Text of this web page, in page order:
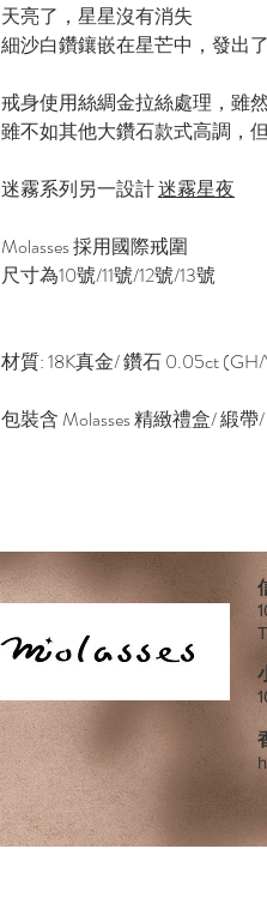
天亮了，星星沒有消失
細沙白鑽鑲嵌在星芒中，發出
戒身使用絲綢金拉絲處理，雖
雖不如其他大鑽石款式高調，
迷霧系列另一設計迷霧星夜
Molasses 採用國際戒圍
尺寸為10號/11號/12號/13號
材質: 18K真金/ 鑽石 0.05ct
包裝含 Molasses 精緻禮盒/ 緞